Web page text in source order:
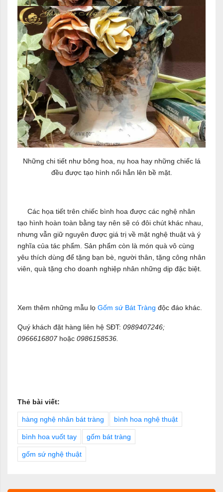
Những chi tiết như bông hoa, nụ hoa hay những chiếc lá
đều được tạo hình nổi hẳn lên bề mặt.
Các họa tiết trên chiếc bình hoa được các nghệ nhân
tạo hình hoàn toàn bằng tay nên sẽ có đôi chút khác nhau,
nhưng vẫn giữ nguyên được giá trị về mặt nghệ thuật và ý
nghĩa của tác phẩm. Sản phẩm còn là món quà vô cùng
yêu thích dùng để tặng bạn bè, người thân, tặng công nhân
viên, quà tặng cho doanh nghiệp nhân những dịp đặc biệt.
Xem thêm những mẫu lọ Gốm sứ Bát Tràng độc đáo khác.
Quý khách đặt hàng liên hệ SĐT: 0989407246;
0966616807 hoặc 0986158536.
Thẻ bài viết:
hàng nghệ nhân bát tràng bình hoa nghệ thuật
bình hoa vuốt tay gốm bát tràng
gốm sứ nghệ thuật